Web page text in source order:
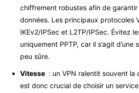
chiffrement robustes afin de
données. Les principaux protocoles
IKEv2/IPSec et L2TP/IPSec. Évitez
uniquement PPTP, car il s’agit
peu sûre.
Vitesse : un VPN ralentit souvent la
est donc crucial de choisir un